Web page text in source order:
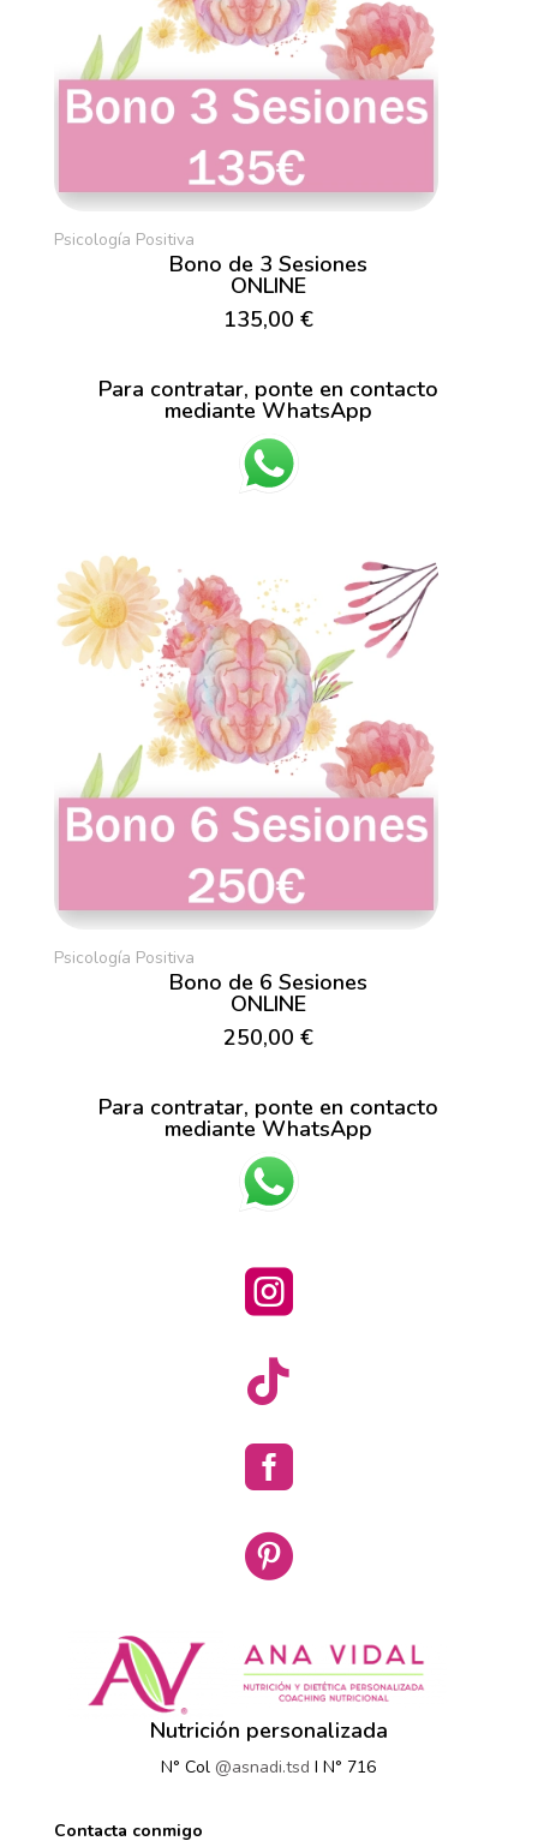
Psicología Positiva
Bono de 3 Sesiones
ONLINE
135,00 €
Para contratar, ponte en contacto
mediante WhatsApp
Psicología Positiva
Bono de 6 Sesiones
ONLINE
250,00 €
Para contratar, ponte en contacto
mediante WhatsApp




Nutrición personalizada
N° Col @asnadi.tsd I N° 716
Contacta conmigo